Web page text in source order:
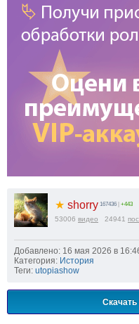
★ shorry 167436 | +443
53006 видео 24941
Добавлено: 16 мая 2026 в
Категория: История
Теги: utopiashow